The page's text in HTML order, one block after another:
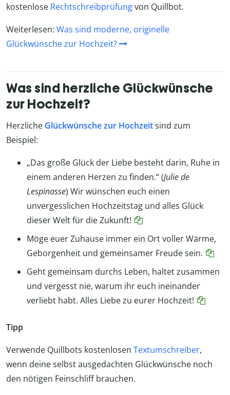
kostenlose Rechtschreibprüfungvon Quillbot.
Weiterlesen: Was sind moderne, originelle
Glückwünsche zur Hochzeit?
Was sind herzliche Glückwünsche
zur Hochzeit?
Herzliche Glückwünsche zur Hochzeitsind zum
Beispiel:
„Das große Glück der Liebe besteht darin, Ruhe in
einem anderen Herzen zu finden.“ (Julie de
Lespinasse) Wir wünschen euch einen
unvergesslichen Hochzeitstag und alles Glück
dieser Welt für die Zukunft!
Möge euer Zuhause immer ein Ort voller Wärme,
Geborgenheit und gemeinsamer Freude sein.
Geht gemeinsam durchs Leben, haltet zusammen
und vergesst nie, warum ihr euch ineinander
verliebt habt. Alles Liebe zu eurer Hochzeit!
Tipp
Verwende Quillbots kostenlosen Textumschreiber,
wenn deine selbst ausgedachten Glückwünsche noch
den nötigen Feinschliff brauchen.